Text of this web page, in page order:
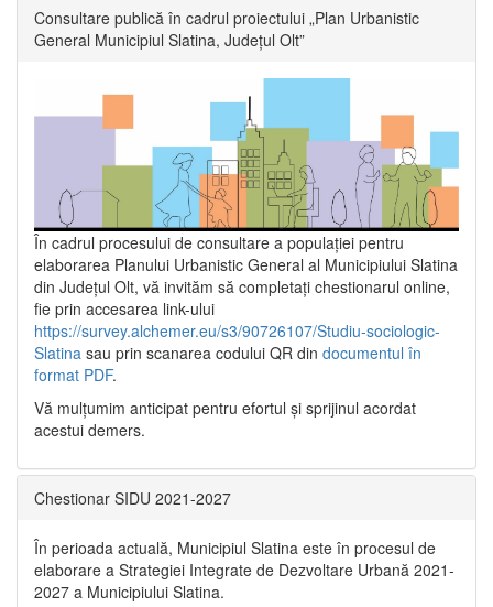
Consultare publică în cadrul proiectului „Plan Urbanistic
General Municipiul Slatina, Județul Olt”
În cadrul procesului de consultare a populaţiei pentru
elaborarea Planului Urbanistic General al Municipiului Slatina
din Județul Olt, vă invităm să completați chestionarul online,
fie prin accesarea link-ului
https://survey.alchemer.eu/s3/90726107/Studiu-sociologic-
Slatina sau prin scanarea codului QR din documentul în
format PDF.
Vă mulţumim anticipat pentru efortul şi sprijinul acordat
acestui demers.
Chestionar SIDU 2021-2027
În perioada actuală, Municipiul Slatina este în procesul de
elaborare a Strategiei Integrate de Dezvoltare Urbană 2021‐
2027 a Municipiului Slatina.